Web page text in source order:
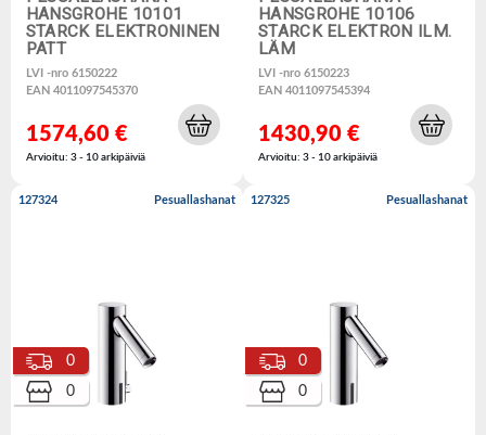
HANSGROHE 10101
STARCK ELEKTRONINEN
PATT
LVI -nro 6150222
EAN 4011097545370
1574,60 €
Arvioitu: 3 - 10 arkipäiviä
HANSGROHE 10106
STARCK ELEKTRON ILM.
LÄM
LVI -nro 6150223
EAN 4011097545394
1430,90 €
Arvioitu: 3 - 10 arkipäiviä
127324 Pesuallashanat
0
0
127325 Pesuallashanat
0
0